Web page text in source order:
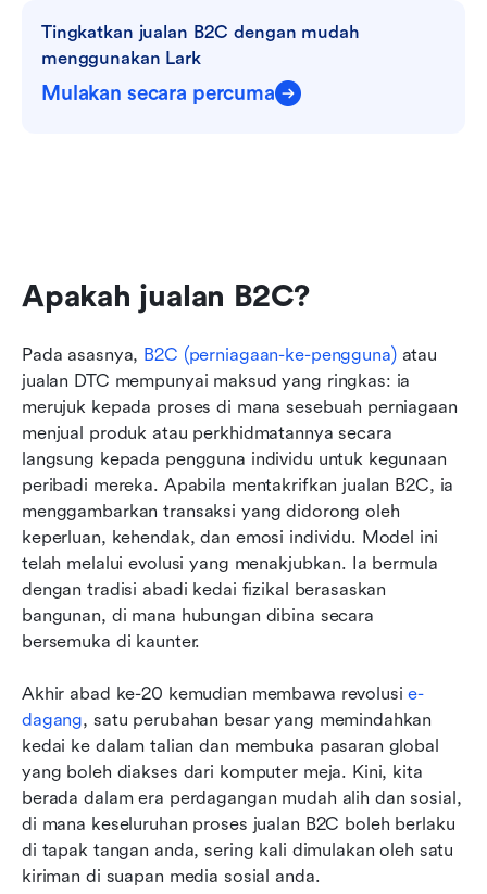
Tingkatkan jualan B2C dengan mudah
menggunakan Lark
Mulakan secara percuma
Apakah jualan B2C?
Pada asasnya, B2C (perniagaan-ke-pengguna) atau
jualan DTC mempunyai maksud yang ringkas: ia
merujuk kepada proses di mana sesebuah perniagaan
menjual produk atau perkhidmatannya secara
langsung kepada pengguna individu untuk kegunaan
peribadi mereka. Apabila mentakrifkan jualan B2C, ia
menggambarkan transaksi yang didorong oleh
keperluan, kehendak, dan emosi individu. Model ini
telah melalui evolusi yang menakjubkan. Ia bermula
dengan tradisi abadi kedai fizikal berasaskan
bangunan, di mana hubungan dibina secara
bersemuka di kaunter.
Akhir abad ke-20 kemudian membawa revolusi e-
dagang, satu perubahan besar yang memindahkan
kedai ke dalam talian dan membuka pasaran global
yang boleh diakses dari komputer meja. Kini, kita
berada dalam era perdagangan mudah alih dan sosial,
di mana keseluruhan proses jualan B2C boleh berlaku
di tapak tangan anda, sering kali dimulakan oleh satu
kiriman di suapan media sosial anda.